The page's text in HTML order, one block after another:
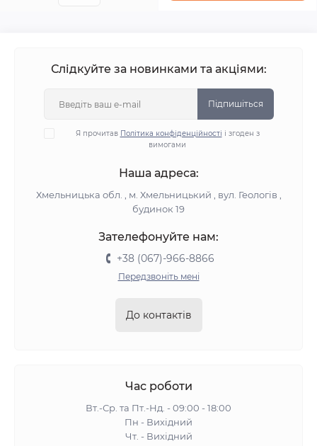
Слідкуйте за новинками та акціями:
Підпишіться
Я прочитав Політика конфіденційності і згоден з
вимогами
Наша адреса:
Хмельницька обл. , м. Хмельницький , вул. Геологів ,
будинок 19
Зателефонуйте нам:
+38 (067)-966-8866
Передзвоніть мені
До контактів
Час роботи
Вт.-Ср. та Пт.-Нд. - 09:00 - 18:00
Пн - Вихідний
Чт. - Вихідний